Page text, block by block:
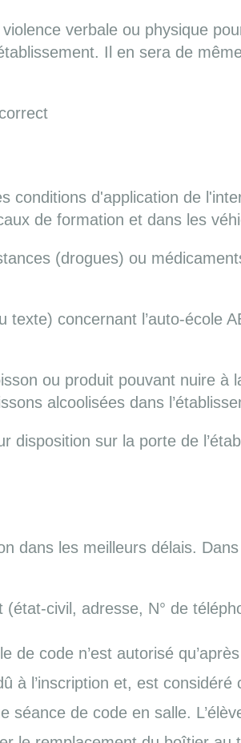
verbale ou physique
Il en sera de
conditions d'application de
de formation et dans les
(drogues) ou
concernant l’auto-école
ou produit pouvant nuire à
alcoolisées dans
sur la porte de
dans les meilleurs délais.
(état-civil, adresse, N° de
de code n’est autorisé
à l’inscription et, est
séance de code en salle.